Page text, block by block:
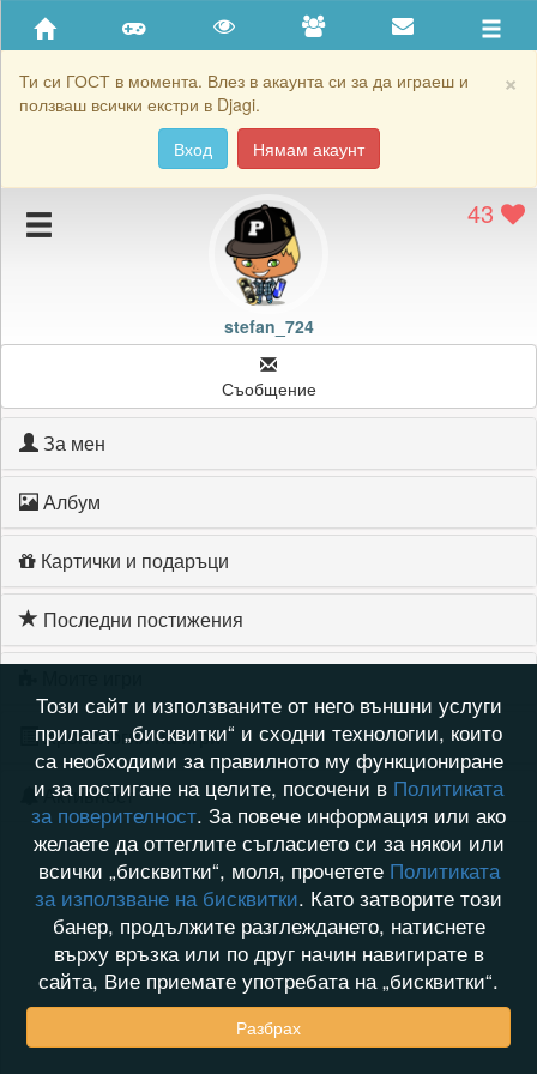
×
Ти си ГОСТ в момента. Влез в акаунта си за да играеш и
ползваш всички екстри в Djagi.
Вход
Нямам акаунт
Приятели
Хронология на игри
Подаръците на stefan_724
Картичките на stefan_724
43
stefan_724
Съобщение
За мен
Албум
Картички и подаръци
Последни постижения
Хронология на игри
Активност
Този сайт и използваните от него външни услуги
прилагат „бисквитки“ и сходни технологии, които
са необходими за правилното му функциониране
и за постигане на целите, посочени в Политиката
за поверителност. За повече информация или ако
желаете да оттеглите съгласието си за някои или
всички „бисквитки“, моля, прочетете Политиката
за използване на бисквитки. Като затворите този
банер, продължите разглеждането, натиснете
върху връзка или по друг начин навигирате в
сайта, Вие приемате употребата на „бисквитки“.
Разбрах